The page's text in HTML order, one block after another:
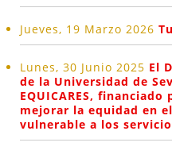
Jueves, 19 Marzo 2026
Lunes, 30 Junio 2025 El
de la Universidad de
EQUICARES,
mejorar la equidad en
vulnerable a los